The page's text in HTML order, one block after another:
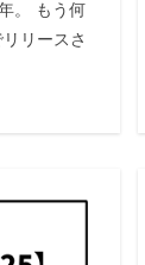
。 もう何
リースさ